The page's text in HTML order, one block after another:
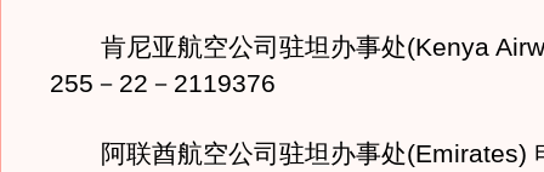
肯尼亚航空公司驻坦办事处(Kenya
255－22－2119376
阿联酋航空公司驻坦办事处(Emirates)